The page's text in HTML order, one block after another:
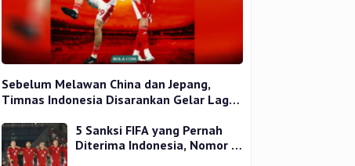
Sebelum Melawan China dan Jepang,
Timnas Indonesia Disarankan Gelar Laga
5 Sanksi FIFA yang Pernah
Diterima Indonesia, Nomor 1